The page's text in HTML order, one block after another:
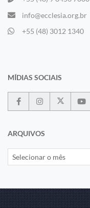
info@ecclesia.org.br
+55 (48) 3012 1340
MÍDIAS SOCIAIS
ARQUIVOS